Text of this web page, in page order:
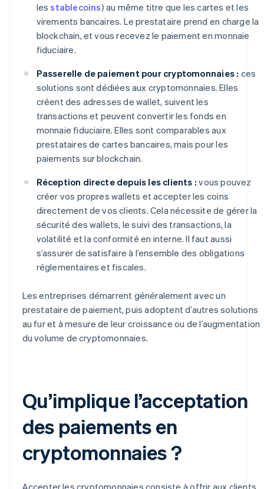
lesstablecoins) au même titre que les cartes et les
virements bancaires. Le prestataire prend en charge la
blockchain, et vous recevez le paiement en monnaie
fiduciaire.
Passerelle de paiement pour cryptomonnaies : ces
solutions sont dédiées aux cryptomonnaies. Elles
créent des adresses de wallet, suivent les
transactions et peuvent convertir les fonds en
monnaie fiduciaire. Elles sont comparables aux
prestataires de cartes bancaires, mais pour les
paiements sur blockchain.
Réception directe depuis les clients : vous pouvez
créer vos propres wallets et accepter les coins
directement de vos clients. Cela nécessite de gérer la
sécurité des wallets, le suivi des transactions, la
volatilité et la conformité en interne. Il faut aussi
s’assurer de satisfaire à l’ensemble des obligations
réglementaires et fiscales.
Les entreprises démarrent généralement avec un
prestataire de paiement, puis adoptent d’autres solutions
au fur et à mesure de leur croissance ou de l’augmentation
du volume de cryptomonnaies.
Qu’implique l’acceptation
des paiements en
cryptomonnaies ?
Accepter les cryptomonnaies consiste à offrir aux clients